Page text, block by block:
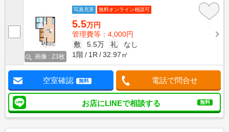
画像 : 23枚
写真充実 無料オンライン相談可
5.5万円
管理費等：4,000円
敷
5.5万 礼
なし
1階
1R 32.97㎡
空室確認 無料 電話で問合せ
お店にLINEで相談する 無料